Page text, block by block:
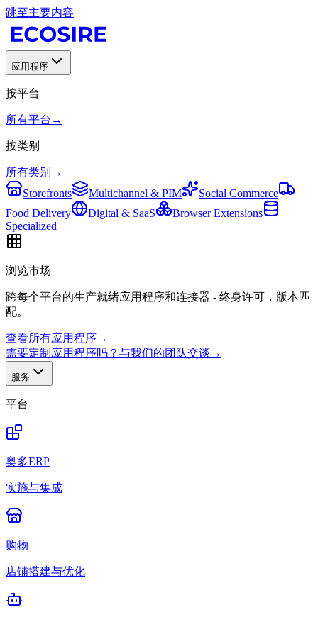
跳至主要内容
应用程序
按平台
所有平台 →
按类别
所有类别 →
Storefronts
Multichannel & PIM
Social Commerce
Food Delivery
Digital & SaaS
Browser Extensions
Specialized
浏览市场
跨每个平台的生产就绪应用程序和连接器 - 终身许可，版本匹
配。
查看所有应用程序→
需要定制应用程序吗？与我们的团队交谈 →
服务
平台
奥多ERP
实施与集成
购物
店铺搭建与优化